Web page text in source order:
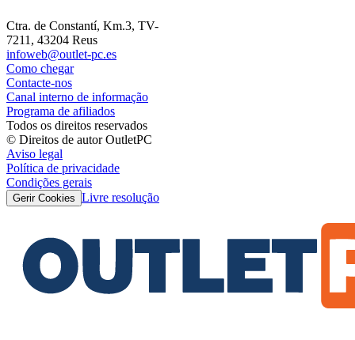
Ctra. de Constantí, Km.3, TV-
7211, 43204 Reus
infoweb@outlet-pc.es
Como chegar
Contacte-nos
Canal interno de informação
Programa de afiliados
Todos os direitos reservados
© Direitos de autor OutletPC
Aviso legal
Política de privacidade
Condições gerais
Gerir Cookies Livre resolução